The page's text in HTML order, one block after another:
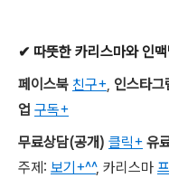
✔ 따뜻한 카리스마와 인맥
페이스북 친구+, 인스타그
업 구독+
무료상담(공개) 클릭+ 유
주제 : 보기+^^, 카리스마